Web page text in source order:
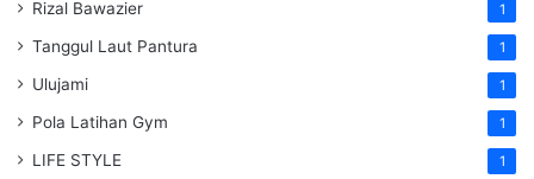
Rizal Bawazier 1
Tanggul Laut Pantura 1
Ulujami 1
Pola Latihan Gym 1
LIFE STYLE 1